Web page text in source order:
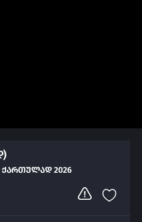
ᲥᲐᲠᲗᲣᲚᲐᲓ 2026